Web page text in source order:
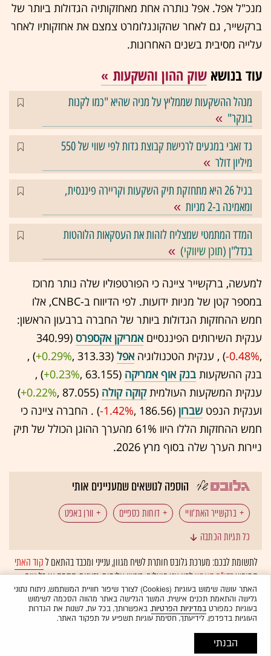
מנכ"ל אפל. אפל נותרה אחת מאחזקותיה הגדולות ביותר של
ברקשייר, גם לאחר שהקונגלומרט צמצם את אחזקותיו לאחר
עלייה מסיבית בשנים האחרונות.
עוד בנושא שוק ההון והשקעות
מנהל ההשקעות שממליץ על מניה שהיא "כמו לקנות
בונקר"
גד זאבי במגעים לרכישת קבוצת גדות לפי שווי של 550
מיליון דולר
בגיל 26 היא מתחזקת תיק השקעות וקריירה פיננסית,
ומאמינה ב-2 מניות
המדד המתמטי שמצליח לזהות את העסקאות הלוהטות
בנדל"ן (תוכן שיווקי)
למעשה, ברקשייר ציינה כי הפורטפוליו שלה נותר מרוכז
במספר קטן של מניות ידועות. לפי הדיווח ב-CNBC, אלו
חמש ההחזקות הגדולות ביותר של החברה ברבעון הראשון:
ענקית השירותים הפיננסייםאמריקן אקספרס (340.99
,‎
-0.48%‏) , ענקית הטכנולוגיהאפל (313.33 ,‎
+0.29%
‏) ,
בנק ההשקעות בנק אוף אמריקה (63.155 ,‎
+0.23%
‏) ,
ענקית המשקעות העולמיתקוקה קולה (87.055 ,‎
+0.22%
‏)
וענקית הנפט שברון (186.56 ,‎
-1.42%‏) . החברה ציינה כי
חמש ההחזקות הללו היוו 61% מהערך ההוגן הכולל של תיק
ניירות הערך שלה בסוף מרץ 2026.
הוספה לנושאים שמעניינים אותי
ברקשייר האת'וויי דוחות כספיים וורן באפט
כל תגיות הכתבה
לתשומת לבכם: מערכת גלובס חותרת לשיח מגוון, ענייני ומכבד בהתאם לקוד האתי
המופיעבדו"ח האמוןלפיו אנו פועלים. ביטויי אלימות, גזענות, הסתה או כל שיח
בלתי הולם אחר מסוננים בצורהאוטומטיתולא יפורסמו באתר.
האתר עושה שימוש בעוגיות (Cookies) לצורך שיפור חוויית המשתמש, ניתוח נתוני
גלישה והתאמת תכנים אישית. המשך הגלישה באתר מהווה הסכמה לשימוש
בעוגיות כמפורטבמדיניות הפרטיות. באפשרותך, בכל עת, לשנות את הגדרות
העוגיות בדפדפן. לידיעתך, חסימת עוגיות תשפיע על תפקוד האתר.
הבנתי